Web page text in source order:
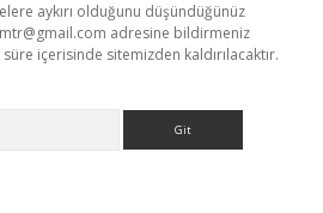
aykırı olduğunu düşündüğünüz
adresine bildirmeniz
içerisinde sitemizden kaldırılacaktır.